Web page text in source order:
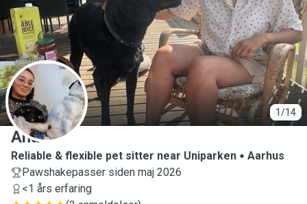
1/14
A
Ana
Reliable & flexible pet sitter near Uniparken
Aarhus
Pawshakepasser siden maj 2026
<1 års erfaring